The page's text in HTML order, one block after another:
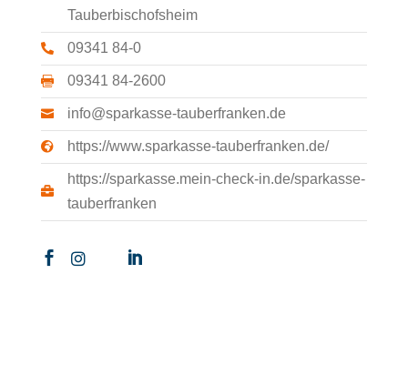
Tauberbischofsheim
 09341 84-0
 09341 84-2600
 info@sparkasse-tauberfranken.de
 https://www.sparkasse-tauberfranken.de/

https://sparkasse.mein-check-in.de/sparkasse-
tauberfranken
  